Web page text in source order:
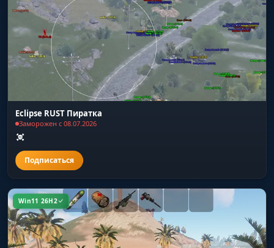
Radar
включает радар для отображения объектов и
игроков в отдельном окне
Night Vision
активирует режим ночного видения для
улучшенной видимости в темноте
Custom ESP Colors
настройка цветов для основных элементов
Languages
меню имеет поддержку двух языков (русский,
Eclipse RUST Пиратка
Заморожен с 08.07.2026
Win11 26H2